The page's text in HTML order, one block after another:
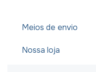
Meios de envio
Nossa loja